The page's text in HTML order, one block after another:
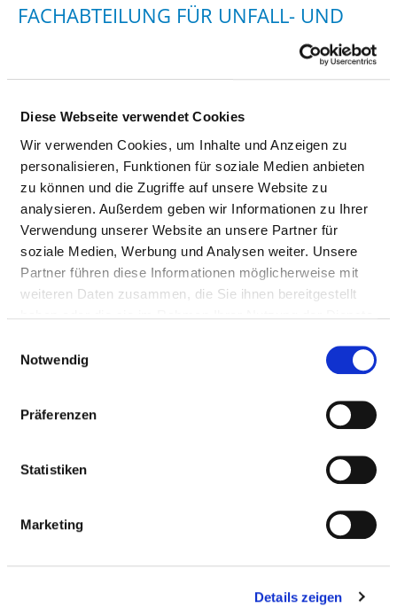
Diese Webseite verwendet Cookies
Wir verwenden Cookies, um Inhalte und Anzeigen zu
personalisieren, Funktionen für soziale Medien anbieten
zu können und die Zugriffe auf unsere Website zu
analysieren. Außerdem geben wir Informationen zu Ihrer
Verwendung unserer Website an unsere Partner für
soziale Medien, Werbung und Analysen weiter. Unsere
Partner führen diese Informationen möglicherweise mit
weiteren Daten zusammen, die Sie ihnen bereitgestellt
Notwendig
Präferenzen
Statistiken
Marketing
Details zeigen
FACHABTEILUNG FÜR UNFALL- UND
WIEDERHERSTELLENDE CHIRURGIE
Prötzeler Chaussee 5
15344 Strausberg
Tel.:03344-52-22253
Fax: 03344-52-22254
Mail:ed.lomhk@gineok.s
Mit Notfallambulanz
Anfahrt
https://www.krankenhaus-mol.de/klinik-unfall.htm
Ärztliche Leitung
Informationen und Leistungen der
Fachabteilung
FALLZAHLEN